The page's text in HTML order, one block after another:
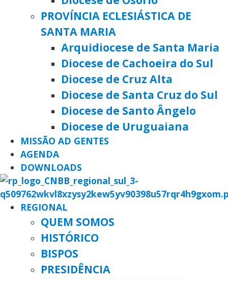
PROVÍNCIA ECLESIÁSTICA DE
SANTA MARIA
Arquidiocese de Santa Maria
Diocese de Cachoeira do Sul
Diocese de Cruz Alta
Diocese de Santa Cruz do Sul
Diocese de Santo Ângelo
Diocese de Uruguaiana
MISSÃO AD GENTES
AGENDA
DOWNLOADS
REGIONAL
QUEM SOMOS
HISTÓRICO
BISPOS
PRESIDÊNCIA